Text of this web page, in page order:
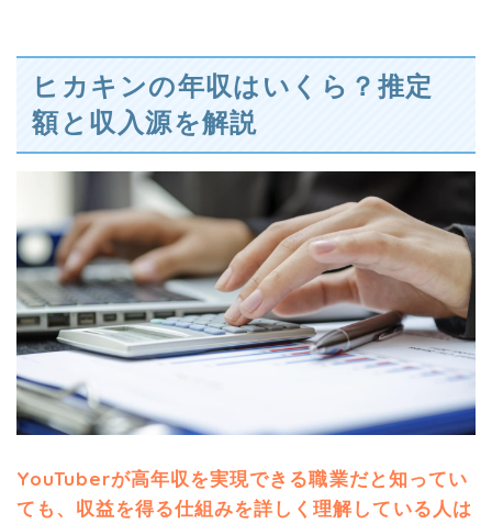
ヒカキンの年収はいくら？推定
額と収入源を解説
YouTuberが高年収を実現できる職業だと知ってい
ても、収益を得る仕組みを詳しく理解している人は